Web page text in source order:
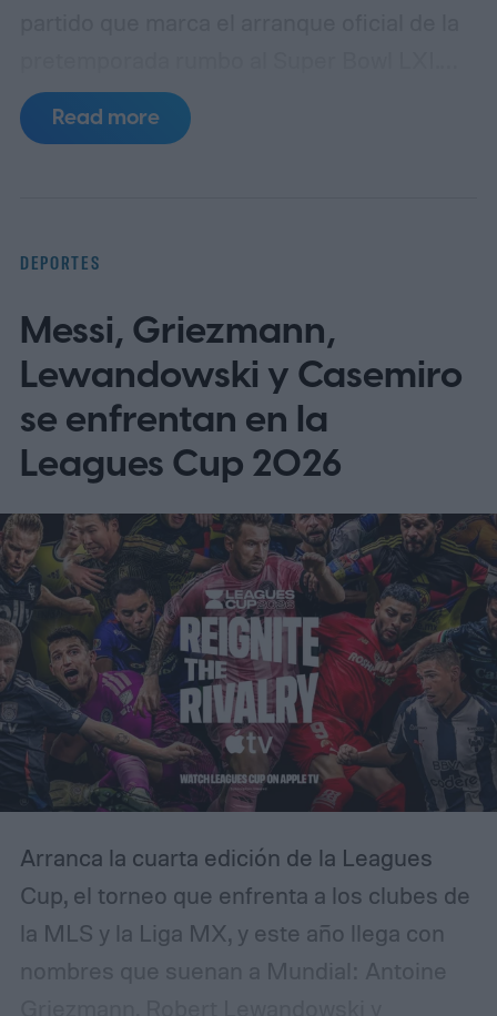
Los protagonistas serán Carolina
Panthers y Arizona Cardinals, dos
Read more
DEPORTES
Messi, Griezmann,
Lewandowski y Casemiro
se enfrentan en la
Leagues Cup 2026
Arranca la cuarta edición de la Leagues
Cup, el torneo que enfrenta a los clubes de
la MLS y la Liga MX, y este año llega con
nombres que suenan a Mundial: Antoine